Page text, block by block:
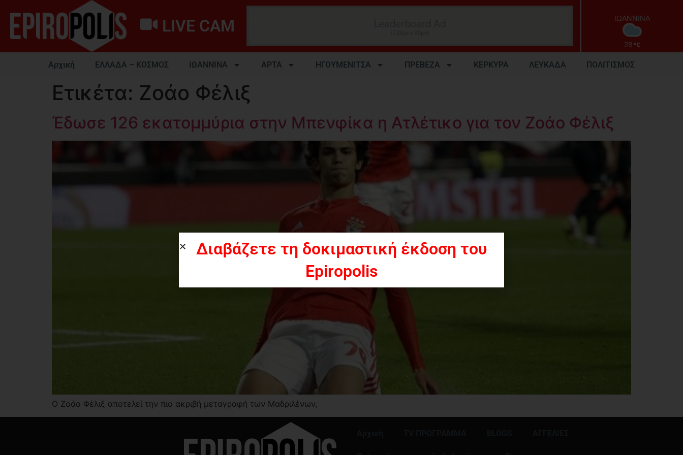
LIVE CAM ΙΩΑΝΝΙΝΑ
28
Αρχική ΕΛΛΑΔΑ – ΚΟΣΜΟΣ ΙΩΑΝΝΙΝΑ ΑΡΤΑ ΗΓΟΥΜΕΝΙΤΣΑ ΠΡΕΒΕΖΑ ΚΕΡΚΥΡΑ ΛΕΥΚΑΔΑ ΠΟΛΙΤΙΣΜΟΣ
Ετικέτα: Ζοάο Φέλιξ
Έδωσε 126 εκατομμύρια στην Μπενφίκα η Ατλέτικο για τον Ζοάο Φέλιξ
Ο Ζοάο Φέλιξ αποτελεί την πιο ακριβή μεταγραφή των Μαδριλένων,
Διαβάζετε τη δοκιμαστική έκδοση του
Epiropolis